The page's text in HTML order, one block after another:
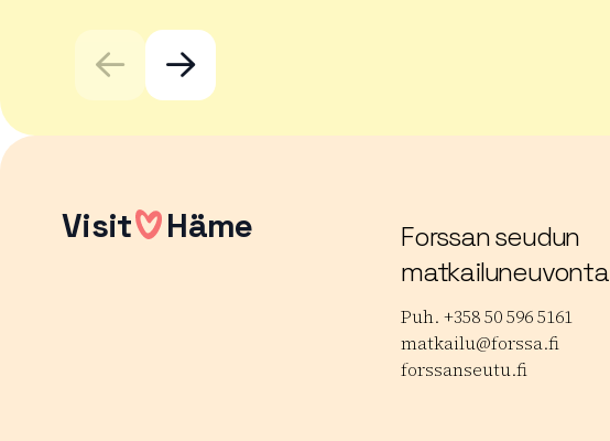
Visit Häme
Forssan seudun
matkailuneuvonta
Puh. +358 50 596 5161
matkailu@forssa.fi
forssanseutu.fi